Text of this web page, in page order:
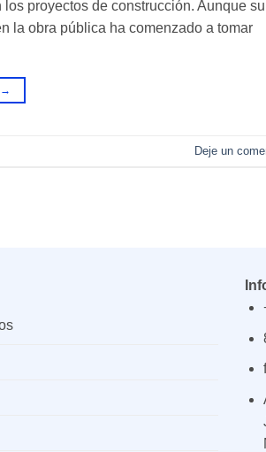
proyectos de construcción. Aunque su
la obra pública ha comenzado a tomar
→
Deje un